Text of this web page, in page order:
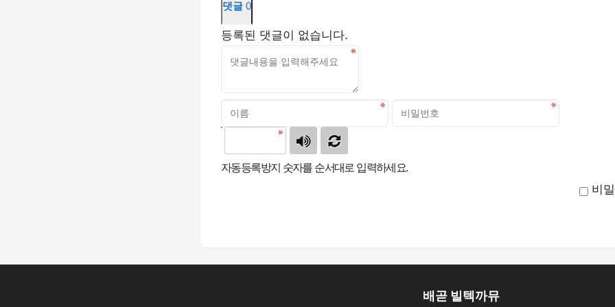
댓글 0
등록된 댓글이 없습니다.
자동등록방지 숫자를 순서대로 입력하세요.
비
배곧 빌텍까뮤